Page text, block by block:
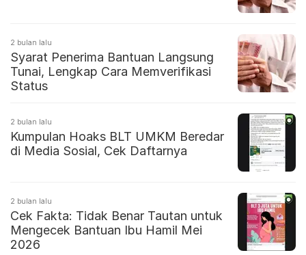
2 bulan lalu
Syarat Penerima Bantuan Langsung
Tunai, Lengkap Cara Memverifikasi
Status
2 bulan lalu
Kumpulan Hoaks BLT UMKM Beredar
di Media Sosial, Cek Daftarnya
2 bulan lalu
Cek Fakta: Tidak Benar Tautan untuk
Mengecek Bantuan Ibu Hamil Mei
2026